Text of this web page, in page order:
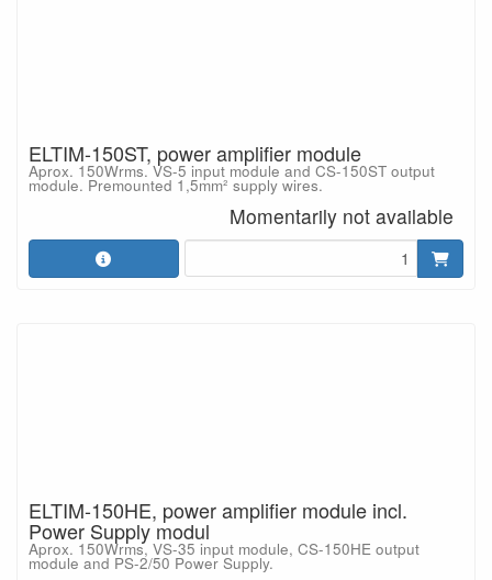
ELTIM-150ST, power amplifier module
Aprox. 150Wrms. VS-5 input module and CS-150ST output
module. Premounted 1,5mm² supply wires.
Momentarily not available
ELTIM-150HE, power amplifier module incl.
Power Supply modul
Aprox. 150Wrms, VS-35 input module, CS-150HE output
module and PS-2/50 Power Supply.